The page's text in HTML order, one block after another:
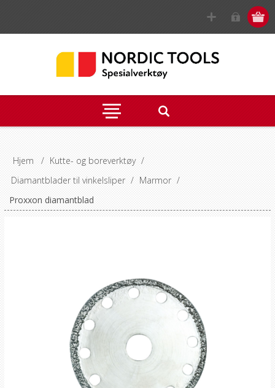
Hjem / Kutte- og boreverktøy /
Diamantblader til vinkelsliper / Marmor /
Proxxon diamantblad